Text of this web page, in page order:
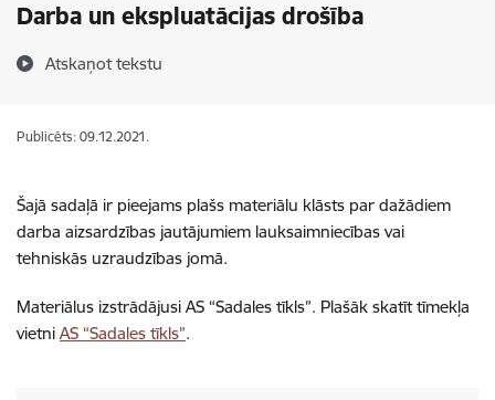
Darba un ekspluatācijas drošība
Atskaņot tekstu
Publicēts: 09.12.2021.
Šajā sadaļā ir pieejams plašs materiālu klāsts par dažādiem
darba aizsardzības jautājumiem lauksaimniecības vai
tehniskās uzraudzības jomā.
Materiālus izstrādājusi AS “Sadales tīkls”. Plašāk skatīt tīmekļa
vietni AS “Sadales tīkls”.